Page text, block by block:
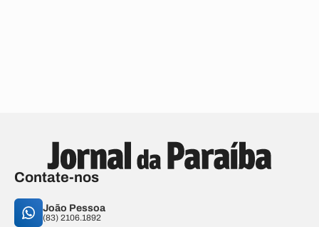
Contate-nos
João Pessoa
(83) 2106.1892